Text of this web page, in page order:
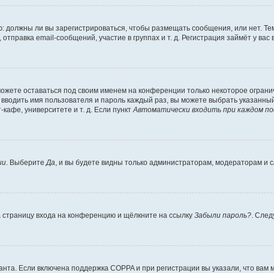
должны ли вы зарегистрироваться, чтобы размещать сообщения, или нет.
email-сообщений, участие в группах и т. д. Регистрация займёт у вас
оставаться под своим именем на конференции только некоторое
имя пользователя и пароль каждый раз, вы можете выбрать
университете и т. д. Если пунктАвтоматически входить при каждом
. ВыберитеДа, и вы будете видны только администраторам, модераторам и
входа на конференцию и щёлкните на ссылку Забыли пароль?.
Если включена поддержка COPPA и при регистрации вы указали, что